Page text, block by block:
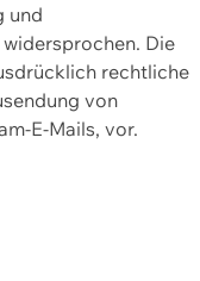
und
Die
rechtliche
von
E-Mails, vor.